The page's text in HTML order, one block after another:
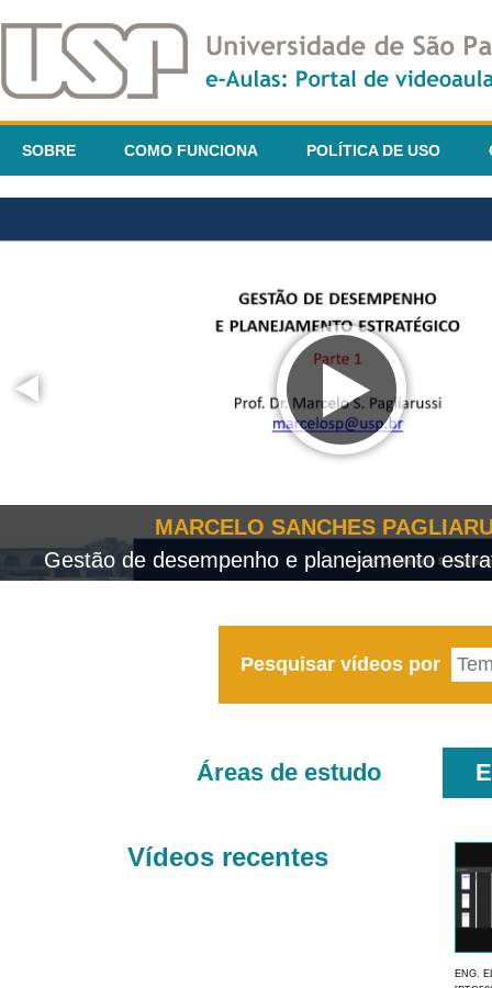
SOBRE COMO FUNCIONA POLÍTICA DE USO
MARCELO SANCHES
Gestão de desempenho e planejamento
Pesquisar vídeos por
Áreas de estudo
Vídeos recentes
ENG.